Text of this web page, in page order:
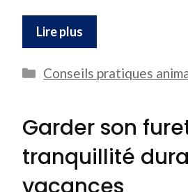
Lire plus
Catégories
Conseils pratiques
Garder son
tranquillité
vacances